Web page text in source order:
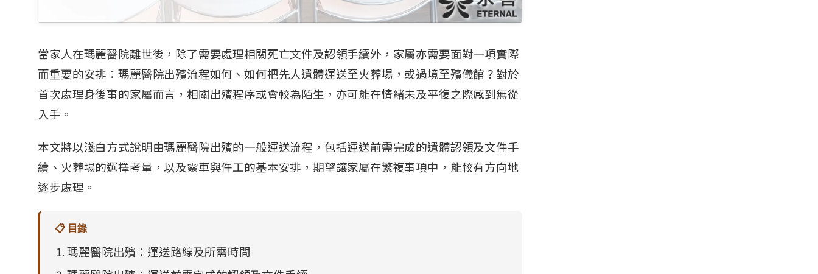
當家人在瑪麗醫院離世後，除了需要處理相關死亡文件及認領手續外，家屬亦需要面對一項實際
而重要的安排：瑪麗醫院出殯流程如何、如何把先人遺體運送至火葬場，或過境至殯儀館？對於
首次處理身後事的家屬而言，相關出殯程序或會較為陌生，亦可能在情緒未及平復之際感到無從
入手。
本文將以淺白方式說明由瑪麗醫院出殯的一般運送流程，包括運送前需完成的遺體認領及文件手
續、火葬場的選擇考量，以及靈車與仵工的基本安排，期望讓家屬在繁複事項中，能較有方向地
逐步處理。
📋 目錄
瑪麗醫院出殯：運送路線及所需時間